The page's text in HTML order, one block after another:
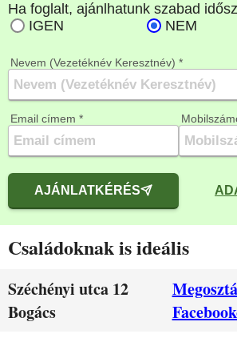
Nevem (Vezetéknév Keresztnév) *
Email címem *
AJÁNLATKÉRÉS
Családoknak is ideális
Széchényi utca 12
Bogács